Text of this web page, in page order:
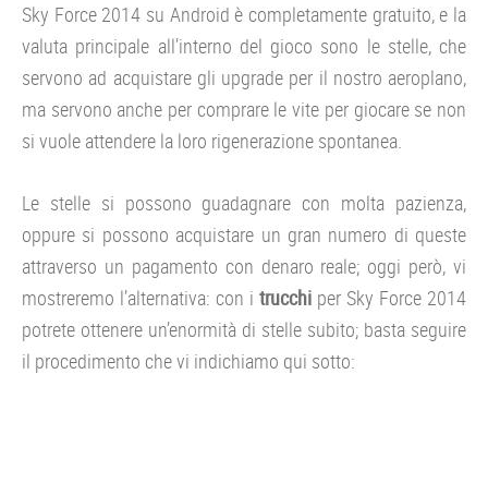
Sky Force 2014 su Android è completamente gratuito, e la
valuta principale all’interno del gioco sono le stelle, che
servono ad acquistare gli upgrade per il nostro aeroplano,
ma servono anche per comprare le vite per giocare se non
si vuole attendere la loro rigenerazione spontanea.
Le stelle si possono guadagnare con molta pazienza,
oppure si possono acquistare un gran numero di queste
attraverso un pagamento con denaro reale; oggi però, vi
mostreremo l’alternativa: con i trucchi per Sky Force 2014
potrete ottenere un’enormità di stelle subito; basta seguire
il procedimento che vi indichiamo qui sotto: